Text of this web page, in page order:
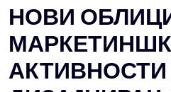
НОВИ
АКТИВНОСТИ